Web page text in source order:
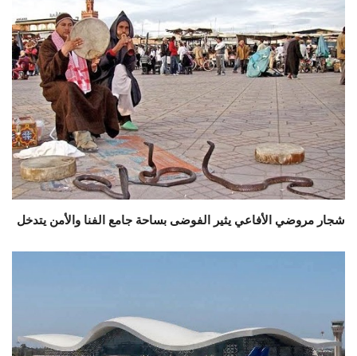
شجار مروضي الأفاعي يثير الفوضى بساحة جامع الفنا والأمن يتدخل